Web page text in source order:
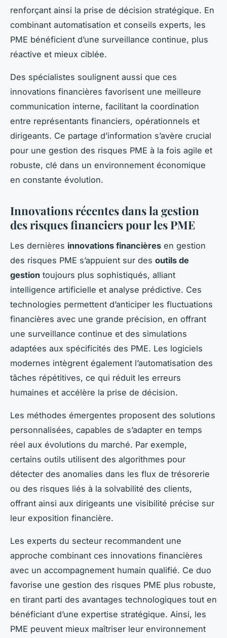
renforçant ainsi la prise de décision stratégique. En
combinant automatisation et conseils experts, les
PME bénéficient d’une surveillance continue, plus
réactive et mieux ciblée.
Des spécialistes soulignent aussi que ces
innovations financières favorisent une meilleure
communication interne, facilitant la coordination
entre représentants financiers, opérationnels et
dirigeants. Ce partage d’information s’avère crucial
pour une gestion des risques PME à la fois agile et
robuste, clé dans un environnement économique
en constante évolution.
Innovations récentes dans la gestion
des risques financiers pour les PME
Les dernières innovations financières en gestion
des risques PME s’appuient sur des outils de
gestion toujours plus sophistiqués, alliant
intelligence artificielle et analyse prédictive. Ces
technologies permettent d’anticiper les fluctuations
financières avec une gran­de précision, en offrant
une surveillance continue et des simulations
adaptées aux spécificités des PME. Les logiciels
modernes intègrent également l’automatisation des
tâches répétitives, ce qui réduit les erreurs
humaines et accélère la prise de décision.
Les méthodes émergentes proposent des solutions
personnalisées, capables de s’adapter en temps
réel aux évolutions du marché. Par exemple,
certains outils utilisent des algorithmes pour
détecter des anomalies dans les flux de trésorerie
ou des risques liés à la solvabilité des clients,
offrant ainsi aux dirigeants une visibilité précise sur
leur exposition financière.
Les experts du secteur recommandent une
approche combinant ces innovations financières
avec un accompagnement humain qualifié. Ce duo
favorise une gestion des risques PME plus robuste,
en tirant parti des avantages technologiques tout en
bénéficiant d’une expertise stratégique. Ainsi, les
PME peuvent mieux maîtriser leur environnement